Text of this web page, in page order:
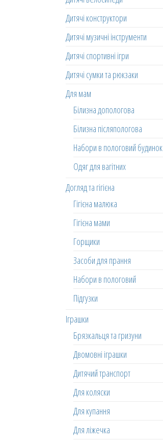
Дитячі конструктори
Дитячі музичні інструменти
Дитячі спортивні ігри
Дитячі сумки та рюкзаки
Для мам
Білизна допологова
Білизна післяпологова
Набори в пологовий будинок
Одяг для вагітних
Догляд та гігієна
Гігієна малюка
Гігієна мами
Горщики
Засоби для прання
Набори в пологовий
Підгузки
Іграшки
Брязкальця та гризуни
Двомовні іграшки
Дитячий транспорт
Для коляски
Для купання
Для ліжечка